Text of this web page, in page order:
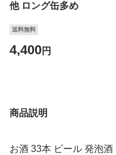
他 ロング缶多め
送料無料
4,400円
商品説明
お酒 33本 ビール 発泡